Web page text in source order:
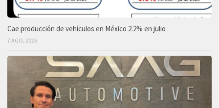
Cae producción de vehículos en México 2.2% en julio
7 AGO, 2026